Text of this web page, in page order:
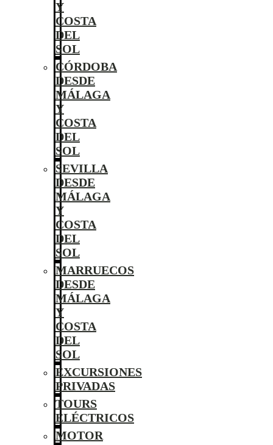
Y
COSTA
DEL
SOL
CÓRDOBA
DESDE
MÁLAGA
Y
COSTA
DEL
SOL
SEVILLA
DESDE
MÁLAGA
Y
COSTA
DEL
SOL
MARRUECOS
DESDE
MÁLAGA
Y
COSTA
DEL
SOL
EXCURSIONES
PRIVADAS
TOURS
ELÉCTRICOS
MOTOR